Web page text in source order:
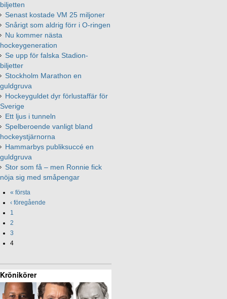
biljetten
Senast kostade VM 25 miljoner
Snårigt som aldrig förr i O-ringen
Nu kommer nästa
hockeygeneration
Se upp för falska Stadion-
biljetter
Stockholm Marathon en
guldgruva
Hockeyguldet dyr förlustaffär för
Sverige
Ett ljus i tunneln
Spelberoende vanligt bland
hockeystjärnorna
Hammarbys publiksuccé en
guldgruva
Stor som få – men Ronnie fick
nöja sig med småpengar
« första
‹ föregående
1
2
3
4
Krönikörer